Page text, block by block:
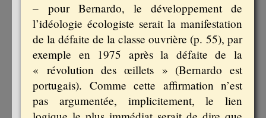
– pour Bernardo, le développement de
l’idéologie écologiste serait la manifestation
de la défaite de la classe ouvrière (p. 55), par
exemple en 1975 après la défaite de la
« révolution des œillets » (Bernardo est
portugais). Comme cette affirmation n’est
pas argumentée, implicitement, le lien